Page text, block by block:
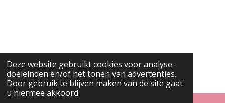
Deze website gebruikt cookies voor analyse-
doeleinden en/of het tonen van advertenties.
Door gebruik te blijven maken van de site gaat
u hiermee akkoord.